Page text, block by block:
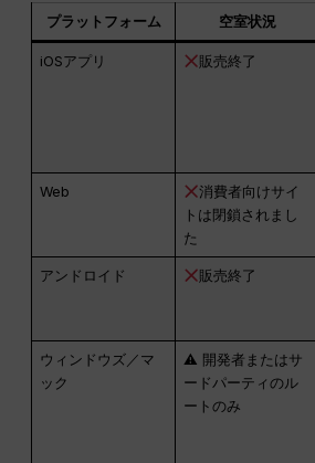
プラットフォーム 空室状況
iOSアプリ 販売終了
Web
消費者向けサイ
トは閉鎖されまし
た
アンドロイド 販売終了
ウィンドウズ／マ
ック
⚠ 開発者またはサ
ードパーティのル
ートのみ